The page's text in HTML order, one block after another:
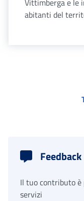
Vittimberga e le
abitanti del
Feedback
Il tuo contributo è
servizi